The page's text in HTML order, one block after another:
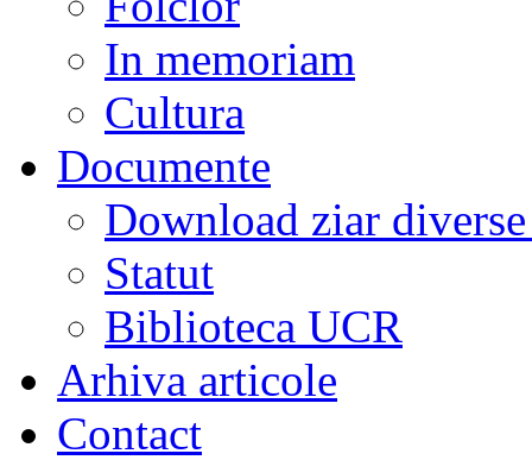
In memoriam
Cultura
Documente
Download ziar
Statut
Biblioteca UCR
Arhiva articole
Contact